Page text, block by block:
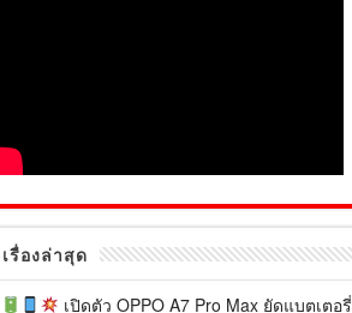
เรื่องล่าสุด
เปิดตัว OPPO A7 Pro Max ยัดแบตเตอรี่